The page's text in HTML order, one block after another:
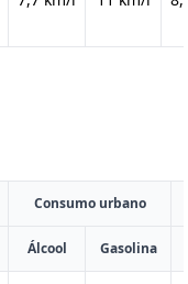
Consumo urbano
Álcool Gasolina